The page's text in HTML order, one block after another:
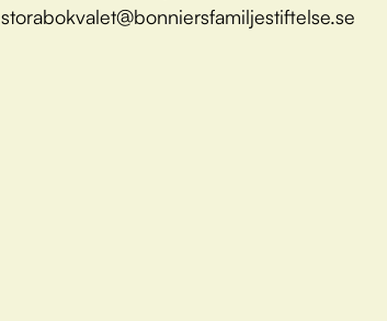
storabokvalet@bonniersfamiljestiftelse.se